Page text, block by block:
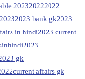
202320222022
20232023 bank gk2023
in hindi2023 current
2023
gk
current affairs gk